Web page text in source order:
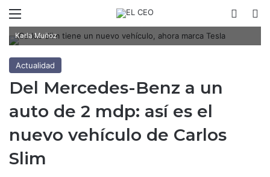
Karla Muñoz
Actualidad
Del Mercedes-Benz a un
auto de 2 mdp: así es el
nuevo vehículo de Carlos
Slim